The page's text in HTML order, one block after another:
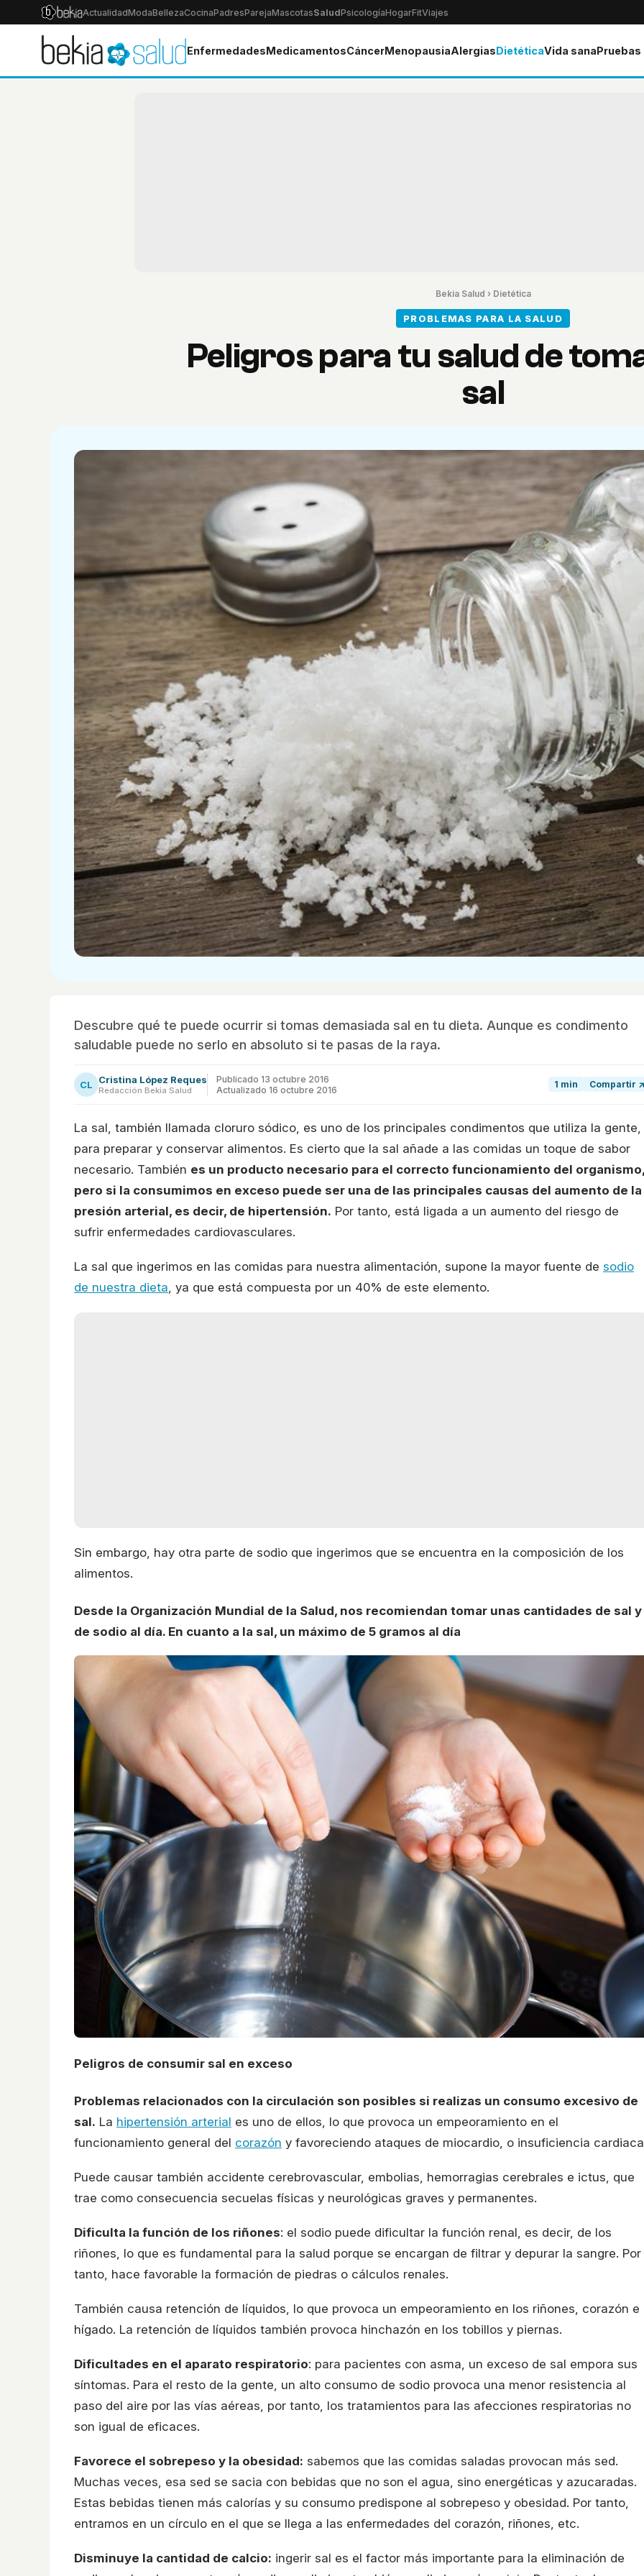
ActualidadModaBellezaCocinaPadresParejaMascotasSaludPsicologíaHogarFitViajes
EnfermedadesMedicamentosCáncerMenopausiaAlergiasDietéticaVida sana
Bekia Salud › Dietética
PROBLEMAS PARA LA SALUD
Peligros para tu salud de
sal
Descubre qué te puede ocurrir si tomas demasiada sal en tu dieta. Aunque es condimento
saludable puede no serlo en absoluto si te pasas de la raya.
CL Cristina López Reques
Redacción Bekia Salud
Publicado 13 octubre 2016
Actualizado 16 octubre 2016
1 min Compartir ↗
La sal, también llamada cloruro sódico, es uno de los principales condimentos que utiliza la gente,
para preparar y conservar alimentos. Es cierto que la sal añade a las comidas un toque de sabor
necesario. También es un producto necesario para el correcto funcionamiento del organismo,
pero si la consumimos en exceso puede ser una de las principales causas del aumento de la
presión arterial, es decir, de hipertensión. Por tanto, está ligada a un aumento del riesgo de
sufrir enfermedades cardiovasculares.
La sal que ingerimos en las comidas para nuestra alimentación, supone la mayor fuente de sodio
de nuestra dieta , ya que está compuesta por un 40% de este elemento.
Sin embargo, hay otra parte de sodio que ingerimos que se encuentra en la composición de los
alimentos.
Desde la Organización Mundial de la Salud, nos recomiendan tomar unas cantidades de sal y
de sodio al día. En cuanto a la sal, un máximo de 5 gramos al día
Peligros de consumir sal en exceso
Problemas relacionados con la circulación son posibles si realizas un consumo excesivo de
sal. La hipertensión arterial es uno de ellos, lo que provoca un empeoramiento en el
funcionamiento general del corazón y favoreciendo ataques de miocardio, o insuficiencia
Puede causar también accidente cerebrovascular, embolias, hemorragias cerebrales e ictus, que
trae como consecuencia secuelas físicas y neurológicas graves y permanentes.
Dificulta la función de los riñones: el sodio puede dificultar la función renal, es decir, de los
riñones, lo que es fundamental para la salud porque se encargan de filtrar y depurar la sangre. Por
tanto, hace favorable la formación de piedras o cálculos renales.
También causa retención de líquidos, lo que provoca un empeoramiento en los riñones, corazón e
hígado. La retención de líquidos también provoca hinchazón en los tobillos y piernas.
Dificultades en el aparato respiratorio: para pacientes con asma, un exceso de sal empora sus
síntomas. Para el resto de la gente, un alto consumo de sodio provoca una menor resistencia al
paso del aire por las vías aéreas, por tanto, los tratamientos para las afecciones respiratorias no
son igual de eficaces.
Favorece el sobrepeso y la obesidad: sabemos que las comidas saladas provocan más sed.
Muchas veces, esa sed se sacia con bebidas que no son el agua, sino energéticas y azucaradas.
Estas bebidas tienen más calorías y su consumo predispone al sobrepeso y obesidad. Por tanto,
entramos en un círculo en el que se llega a las enfermedades del corazón, riñones, etc.
Disminuye la cantidad de calcio: ingerir sal es el factor más importante para la eliminación de